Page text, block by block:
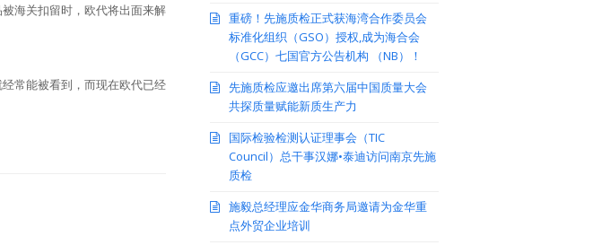
海关扣留时，欧代将出面来解
常能被看到，而现在欧代已经
重磅！先施质检正式获海湾合作委员会
标准化组织（GSO）授权,成为海合会
（GCC）七国官方公告机构 （NB）！
先施质检应邀出席第六届中国质量大会
共探质量赋能新质生产力
国际检验检测认证理事会（TIC
Council）总干事汉娜•泰迪访问南京先施
质检
施毅总经理应金华商务局邀请为金华重
点外贸企业培训